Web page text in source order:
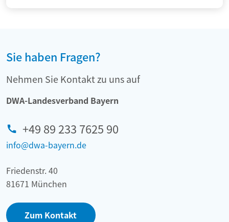
Sie haben Fragen?
Nehmen Sie Kontakt zu uns auf
DWA-Landesverband Bayern
+49 89 233 7625 90
info@dwa-bayern.de
Friedenstr. 40
81671 München
Zum Kontakt